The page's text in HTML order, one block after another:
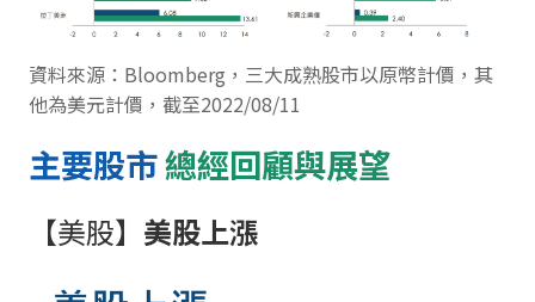
資料來源：Bloomberg，三大成熟股市以原幣計價，其
他為美元計價，截至2022/08/11
主要股市總經回顧與展望
【美股】 美股上漲